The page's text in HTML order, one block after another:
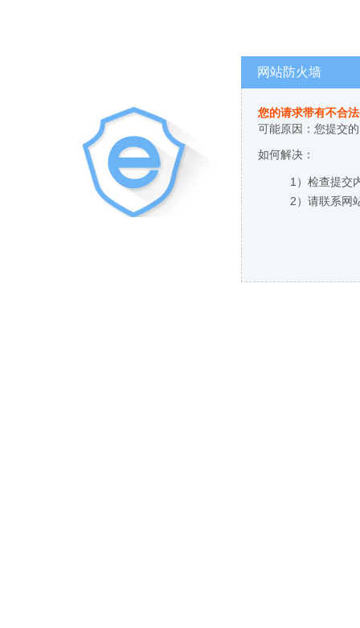
网站防火墙
您的请求带有不合
可能原因：您提交
如何解决：
1）检查提交
2）请联系网